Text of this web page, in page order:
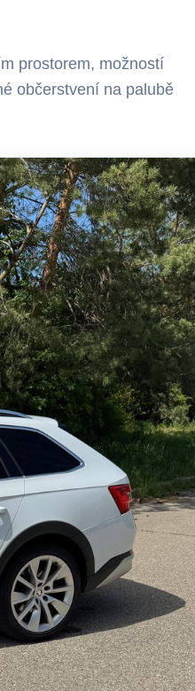
prostorem, možností
občerstvení na palubě